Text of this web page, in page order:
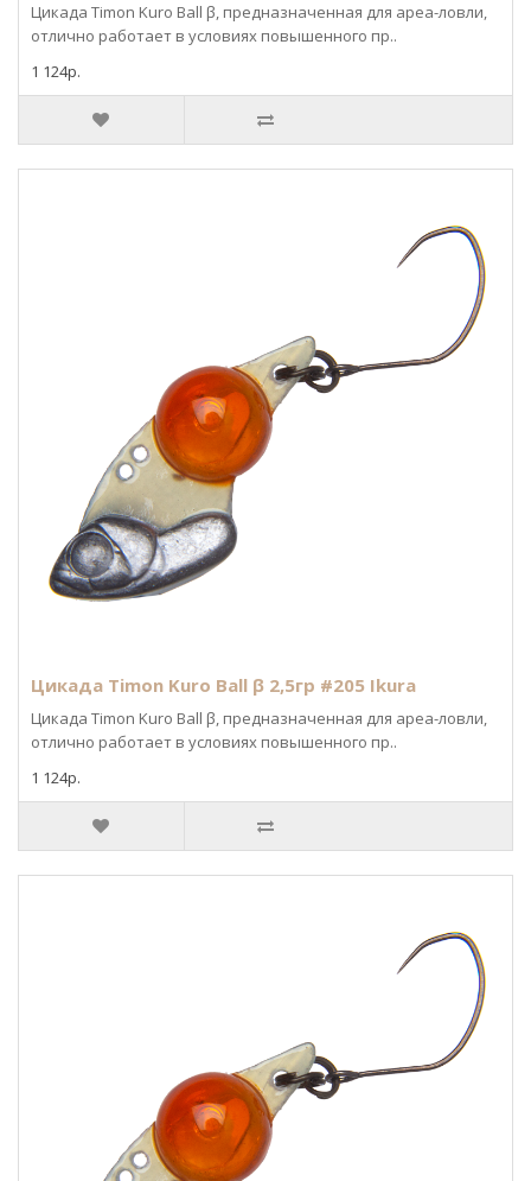
Цикада Timon Kuro Ball β, предназначенная для ареа-ловли,
отлично работает в условиях повышенного пр..
1 124р.
Цикада Timon Kuro Ball β 2,5гр #205 Ikura
Цикада Timon Kuro Ball β, предназначенная для ареа-ловли,
отлично работает в условиях повышенного пр..
1 124р.